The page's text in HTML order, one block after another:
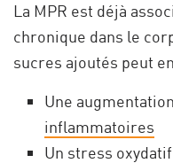
La MPR est déjà
chronique dans le
sucres ajoutés peut
Une
inflammatoires
Un stress